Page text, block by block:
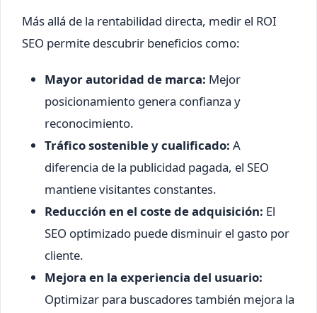
Más allá de la rentabilidad directa, medir el ROI
SEO permite descubrir beneficios como:
Mayor autoridad de marca: Mejor
posicionamiento genera confianza y
reconocimiento.
Tráfico sostenible y cualificado: A
diferencia de la publicidad pagada, el SEO
mantiene visitantes constantes.
Reducción en el coste de adquisición: El
SEO optimizado puede disminuir el gasto por
cliente.
Mejora en la experiencia del usuario:
Optimizar para buscadores también mejora la